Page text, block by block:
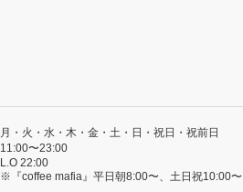
月・火・水・木・金・土・日・祝日・祝前日
11:00〜23:00
L.O 22:00
※『coffee mafia』平日朝8:00〜、土日祝10:00〜